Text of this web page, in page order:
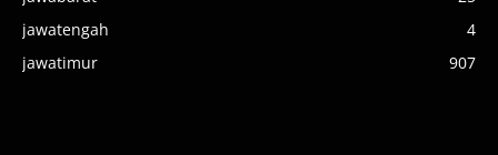
jawatengah
4
jawatimur
907